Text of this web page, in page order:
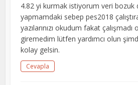
4.82 yi kurmak istiyorum veri bozuk
yapmamdaki sebep pes2018
yazılarınızı okudum fakat
giremedim lütfen yardımcı olun
kolay gelsin.
Cevapla